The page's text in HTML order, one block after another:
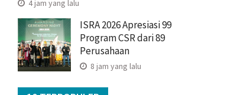
4 jam yang lalu
ISRA 2026 Apresiasi 99
Program CSR dari 89
Perusahaan
8 jam yang lalu